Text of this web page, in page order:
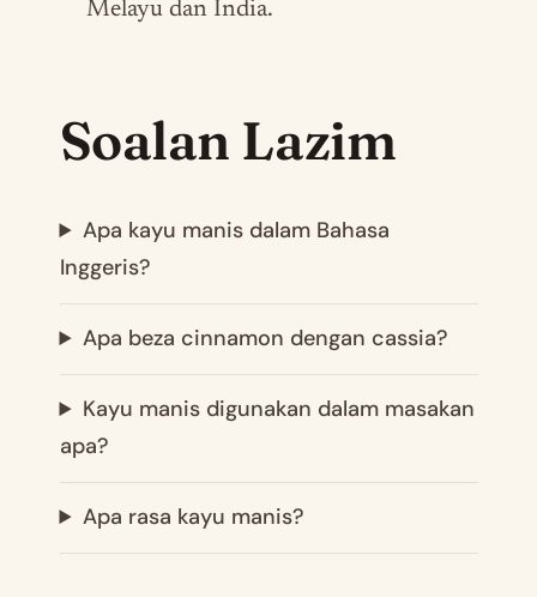
Melayu dan India.
Soalan Lazim
Apa kayu manis dalam Bahasa
Inggeris?
Apa beza cinnamon dengan cassia?
Kayu manis digunakan dalam masakan
apa?
Apa rasa kayu manis?